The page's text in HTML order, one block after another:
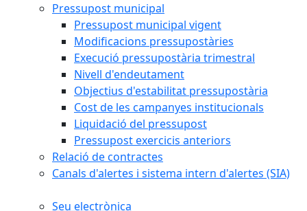
Pressupost municipal
Pressupost municipal vigent
Modificacions pressupostàries
Execució pressupostària trimestral
Nivell d'endeutament
Objectius d'estabilitat pressupostària
Cost de les campanyes institucionals
Liquidació del pressupost
Pressupost exercicis anteriors
Relació de contractes
Canals d'alertes i sistema intern d'alertes (SIA)
Seu electrònica